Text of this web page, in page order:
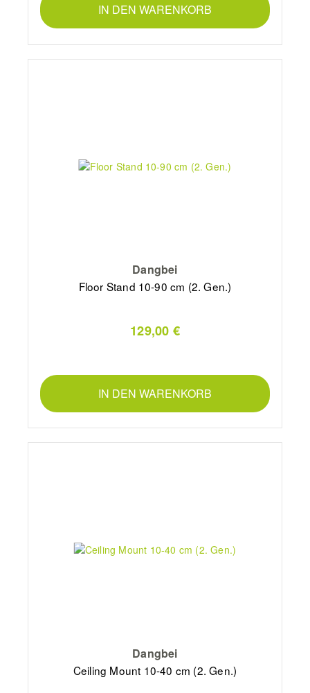
IN DEN WARENKORB
Dangbei
Floor Stand 10-90 cm (2. Gen.)
129,00 €
IN DEN WARENKORB
Dangbei
Ceiling Mount 10-40 cm (2. Gen.)